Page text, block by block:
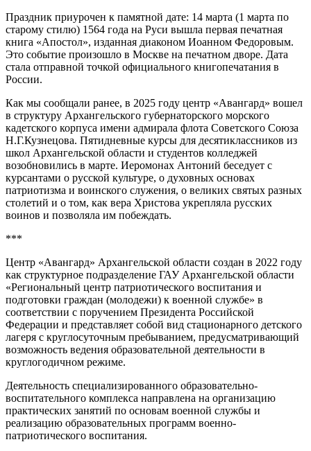
Праздник приурочен к памятной дате: 14 марта (1 марта по
старому стилю) 1564 года на Руси вышла первая печатная
книга «Апостол», изданная диаконом Иоанном Федоровым.
Это событие произошло в Москве на печатном дворе. Дата
стала отправной точкой официального книгопечатания в
России.
Как мы сообщали ранее, в 2025 году центр «Авангард» вошел
в структуру Архангельского губернаторского морского
кадетского корпуса имени адмирала флота Советского Союза
Н.Г.Кузнецова. Пятидневные курсы для десятиклассников из
школ Архангельской области и студентов колледжей
возобновились в марте. Иеромонах Антоний беседует с
курсантами о русской культуре, о духовных основах
патриотизма и воинского служения, о великих святых разных
столетий и о том, как вера Христова укрепляла русских
воинов и позволяла им побеждать.
***
Центр «Авангард» Архангельской области создан в 2022 году
как структурное подразделение ГАУ Архангельской области
«Региональный центр патриотического воспитания и
подготовки граждан (молодежи) к военной службе» в
соответствии с поручением Президента Российской
Федерации и представляет собой вид стационарного детского
лагеря с круглосуточным пребыванием, предусматривающий
возможность ведения образовательной деятельности в
круглогодичном режиме.
Деятельность специализированного образовательно-
воспитательного комплекса направлена на организацию
практических занятий по основам военной службы и
реализацию образовательных программ военно-
патриотического воспитания.